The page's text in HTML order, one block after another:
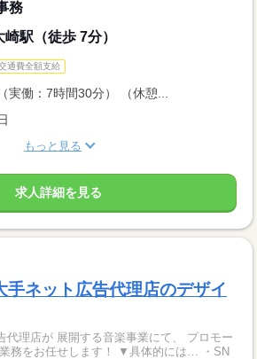
務
駅（徒歩 7分）
通費全額支給
実働：7時間30分） （休憩...
もっと見る
求人詳細を見る
手ネット広告代理店のデザイ
代理店が 展開する音楽事業にて、 プロモー
します！ ▼具体的には… ・SN